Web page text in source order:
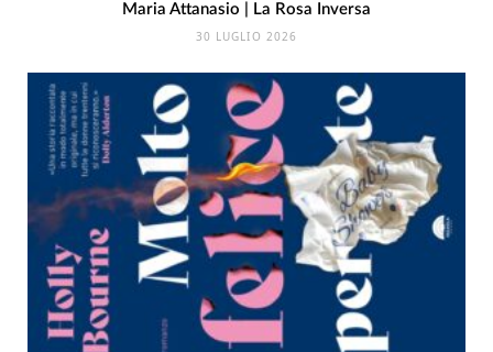
Maria Attanasio | La Rosa Inversa
30 LUGLIO 2026